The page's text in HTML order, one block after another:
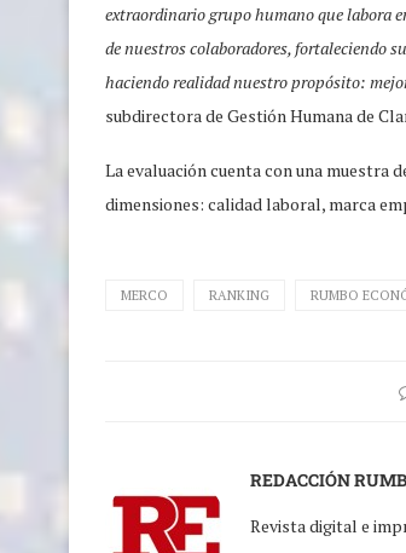
extraordinario grupo humano que labora
de nuestros colaboradores, fortaleciendo
haciendo realidad nuestro propósito:
subdirectora de Gestión Humana de
La evaluación cuenta con una muestra
dimensiones: calidad laboral, marca
MERCO RANKING RUMBO
REDACCIÓN
Revista digital e